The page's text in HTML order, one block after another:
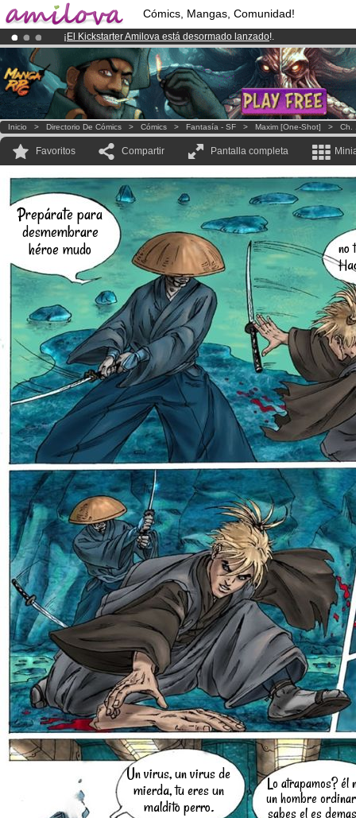
Cómics, Mangas, Comunidad!
¡ El Kickstarter Amilova está desormado lanzado!.
¡Conviertete en Premium por3.95 eurosal mes!Hazte Premium ya
¡Ya tenemos 100000miembrosy 1000 Cómics y Mangas!.
Inicio > Directorio De Cómics > Cómics > Fantasía - SF > Maxim [one-Shot] > Ch.
Favoritos Compartir Pantalla completa
Prepárate para
desmembrare
héroe mudo
no
Un virus, un virus de
mierda, tu eres un
maldito perro.
Lo atrapamos? él
un hombre
sabes el es